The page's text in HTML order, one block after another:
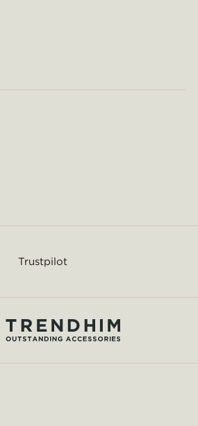
Trustpilot